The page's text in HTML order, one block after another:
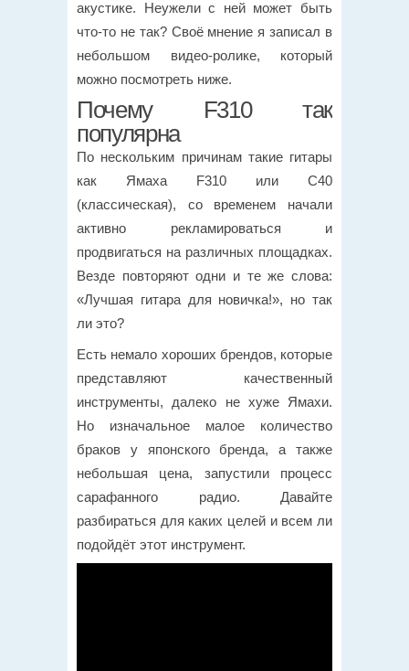
акустике. Неужели с ней может быть
что-то не так? Своё мнение я записал в
небольшом видео-ролике, который
можно посмотреть ниже.
Почему F310 так
популярна
По нескольким причинам такие гитары
как Ямаха F310 или C40
(классическая), со временем начали
активно рекламироваться и
продвигаться на различных площадках.
Везде повторяют одни и те же слова:
«Лучшая гитара для новичка!», но так
ли это?
Есть немало хороших брендов, которые
представляют качественный
инструменты, далеко не хуже Ямахи.
Но изначальное малое количество
браков у японского бренда, а также
небольшая цена, запустили процесс
сарафанного радио. Давайте
разбираться для каких целей и всем ли
подойдёт этот инструмент.